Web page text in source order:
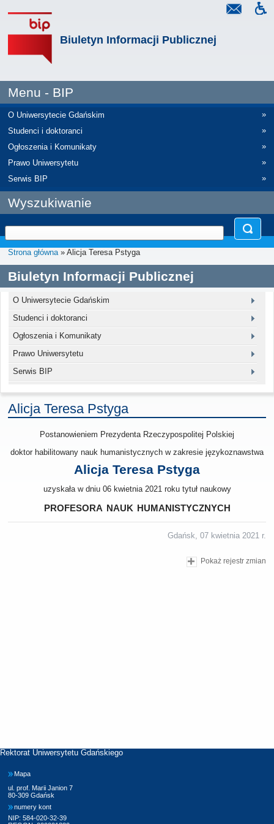
Biuletyn Informacji Publicznej
Menu - BIP
O Uniwersytecie Gdańskim
»
Studenci i doktoranci
»
Ogłoszenia i Komunikaty
»
Prawo Uniwersytetu
»
Serwis BIP
»
Wyszukiwanie
Strona główna» Alicja Teresa Pstyga
Biuletyn Informacji Publicznej
O Uniwersytecie Gdańskim
Studenci i doktoranci
Ogłoszenia i Komunikaty
Prawo Uniwersytetu
Serwis BIP
Alicja Teresa Pstyga
Postanowieniem Prezydenta Rzeczypospolitej Polskiej
doktor habilitowany nauk humanistycznych w zakresie językoznawstwa
Alicja Teresa Pstyga
uzyskała w dniu 06 kwietnia 2021 roku tytuł naukowy
profesora nauk humanistycznych
Gdańsk, 07 kwietnia 2021 r.
Pokaż rejestr zmian
Rektorat Uniwersytetu Gdańskiego
Mapa
ul. prof. Marii Janion 7
80-309 Gdańsk
numery kont
NIP: 584-020-32-39